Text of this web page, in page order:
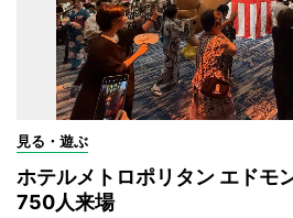
見る・遊ぶ
ホテルメトロポリタン エドモ
750人来場